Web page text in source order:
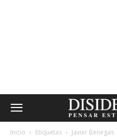
Inicio Etiquetas Javier Benegas